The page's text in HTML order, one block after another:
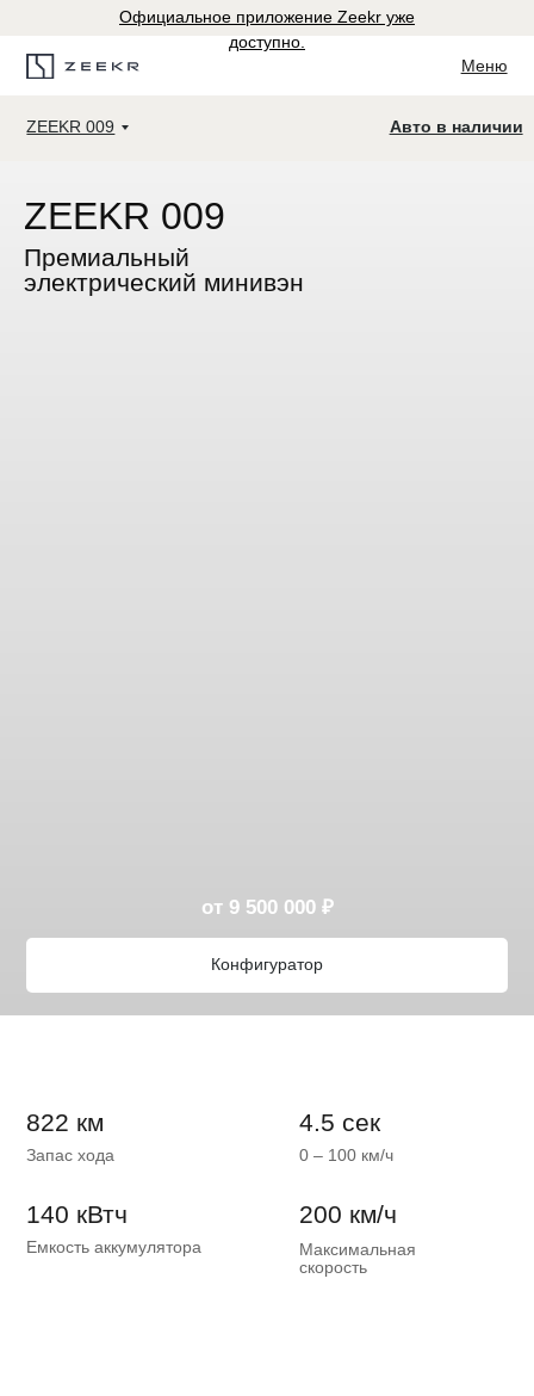
Меню
Официальное приложение Zeekr уже
доступно.
ZEEKR 009 Авто в наличии
ZEEKR 009
Конфигуратор
Премиальный
электрический минивэн
от 9 500 000 ₽
822 км
Запас хода
4.5 сек
0 – 100 км/ч
140 кВтч
Емкость аккумулятора
200 км/ч
Максимальная
скорость